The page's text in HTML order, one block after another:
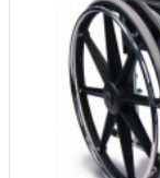
Contact